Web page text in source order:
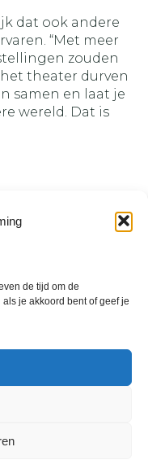
de tijd om de
je akkoord bent of geef je
dat ook andere
“Met meer
zouden
theater durven
samen en laat je
wereld. Dat is
Kubio